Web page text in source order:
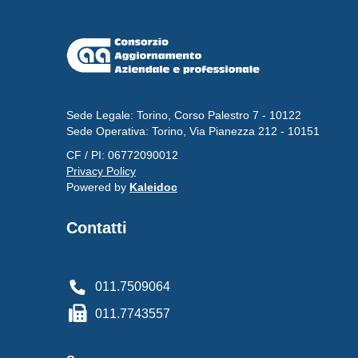
Sede Legale: Torino, Corso Palestro 7 - 10122
Sede Operativa: Torino, Via Pianezza 212 - 10151
CF / PI: 06772090012
Privacy Policy
Powered by Kaleidoc
Contatti
011.7509064
011.7743557